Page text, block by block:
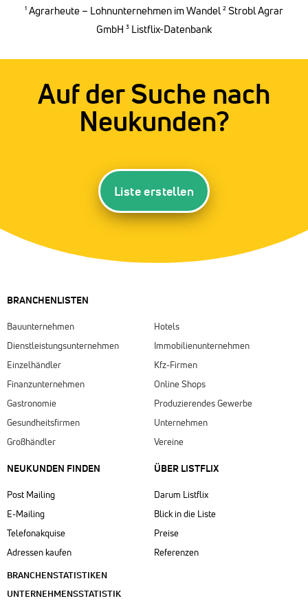
¹Agrarheute – Lohnunternehmen im Wandel²Strobl Agrar
GmbH³ Listflix-Datenbank
Auf der Suche nach
Neukunden?
Liste erstellen
BRANCHENLISTEN
Bauunternehmen
Dienstleistungsunternehmen
Einzelhändler
Finanzunternehmen
Gastronomie
Gesundheitsfirmen
Großhändler
Hotels
Immobilienunternehmen
Kfz-Firmen
Online Shops
Produzierendes Gewerbe
Unternehmen
Vereine
NEUKUNDEN FINDEN
Post Mailing
E-Mailing
Telefonakquise
Adressen kaufen
BRANCHENSTATISTIKEN
UNTERNEHMENSSTATISTIK
ÜBER LISTFLIX​
Darum Listflix
Blick in die Liste
Preise
Referenzen